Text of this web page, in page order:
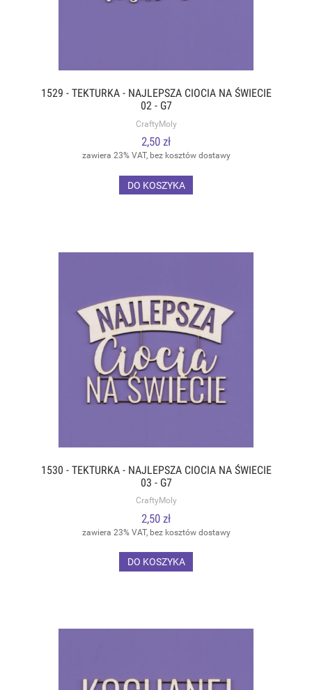
1529 - TEKTURKA - NAJLEPSZA CIOCIA NA ŚWIECIE
02 - G7
CraftyMoly
2,50 zł
zawiera 23% VAT, bez kosztów dostawy
DO KOSZYKA
1530 - TEKTURKA - NAJLEPSZA CIOCIA NA ŚWIECIE
03 - G7
CraftyMoly
2,50 zł
zawiera 23% VAT, bez kosztów dostawy
DO KOSZYKA